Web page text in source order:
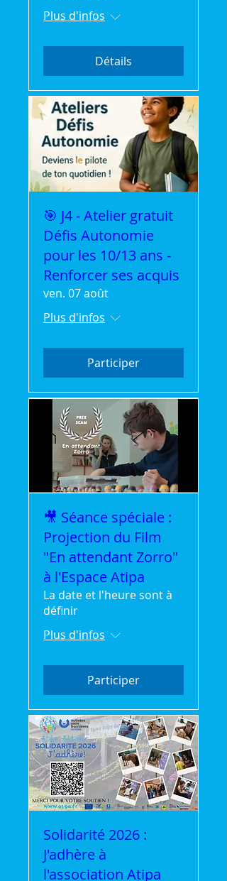
Plus d'infos
Détails
🎯 J4 - Atelier gratuit
Défis Autonomie
pour les 10/13 ans -
Renforcer ses acquis
ven. 07 août
Plus d'infos
Participer
🎥 Séance spéciale :
Projection du Film
"En attendant Zorro"
à l'Espace Atipa
La date et l'heure sont à
définir
Plus d'infos
Participer
Solidarité 2026 :
J'adhère à
l'association Atipa